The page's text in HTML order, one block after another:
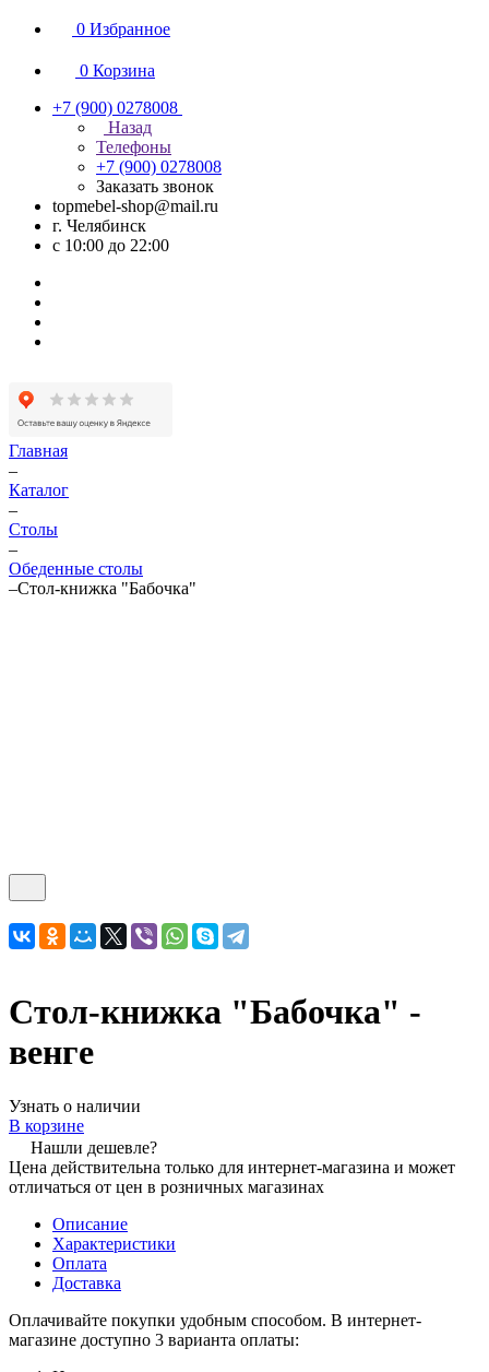
0 Избранное
0 Корзина
+7 (900) 0278008
Назад
Телефоны
+7 (900) 0278008
Заказать звонок
topmebel-shop@mail.ru
г. Челябинск
с 10:00 до 22:00
Главная
–
Каталог
–
Столы
–
Обеденные столы
–Cтол-книжка "Бабочка"
Cтол-книжка "Бабочка" -
венге
Узнать о наличии
В корзине
Нашли дешевле?
Цена действительна только для интернет-магазина и может
отличаться от цен в розничных магазинах
Описание
Характеристики
Оплата
Доставка
Оплачивайте покупки удобным способом. В интернет-
магазине доступно 3 варианта оплаты: